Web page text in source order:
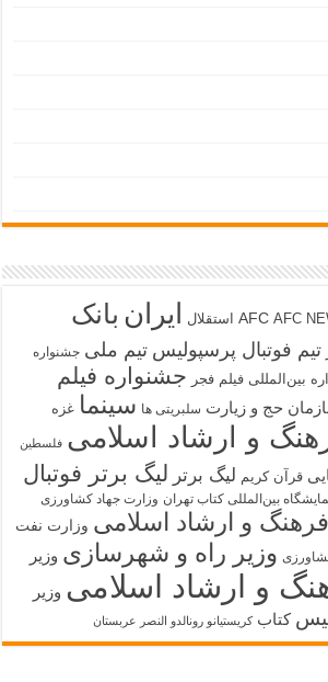
AFC AFC استقلال ایران بانک
تیم فوتبال پرسپولیس تیم ملی جشنواره
بین‌المللی فیلم فجر جشنواره فیلم
حج و زیارت سلبریتی ها سینما غزه
و ارشاد اسلامی فلسطین
قرآن کریم لیگ برتر لیگ برتر فوتبال
بین‌المللی کتاب تهران وزارت جهاد کشاورزی
و ارشاد اسلامی وزارت نفت
وزیر راه و شهرسازی وزیر
و ارشاد اسلامی وزیر
کتاب کریستیانو رونالدو النصر عربستان